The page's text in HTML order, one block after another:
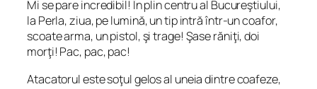
Mi se pare incredibil! În plin centru al Bucureştiului,
la Perla, ziua, pe lumină, un tip intră într-un coafor,
scoate arma, un pistol, şi trage! Şase răniţi, doi
morţi! Pac, pac, pac!
Atacatorul este soţul gelos al uneia dintre coafeze,